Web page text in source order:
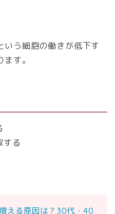
いう細胞の働きが低下す
す。
する
える原因は？30代・40